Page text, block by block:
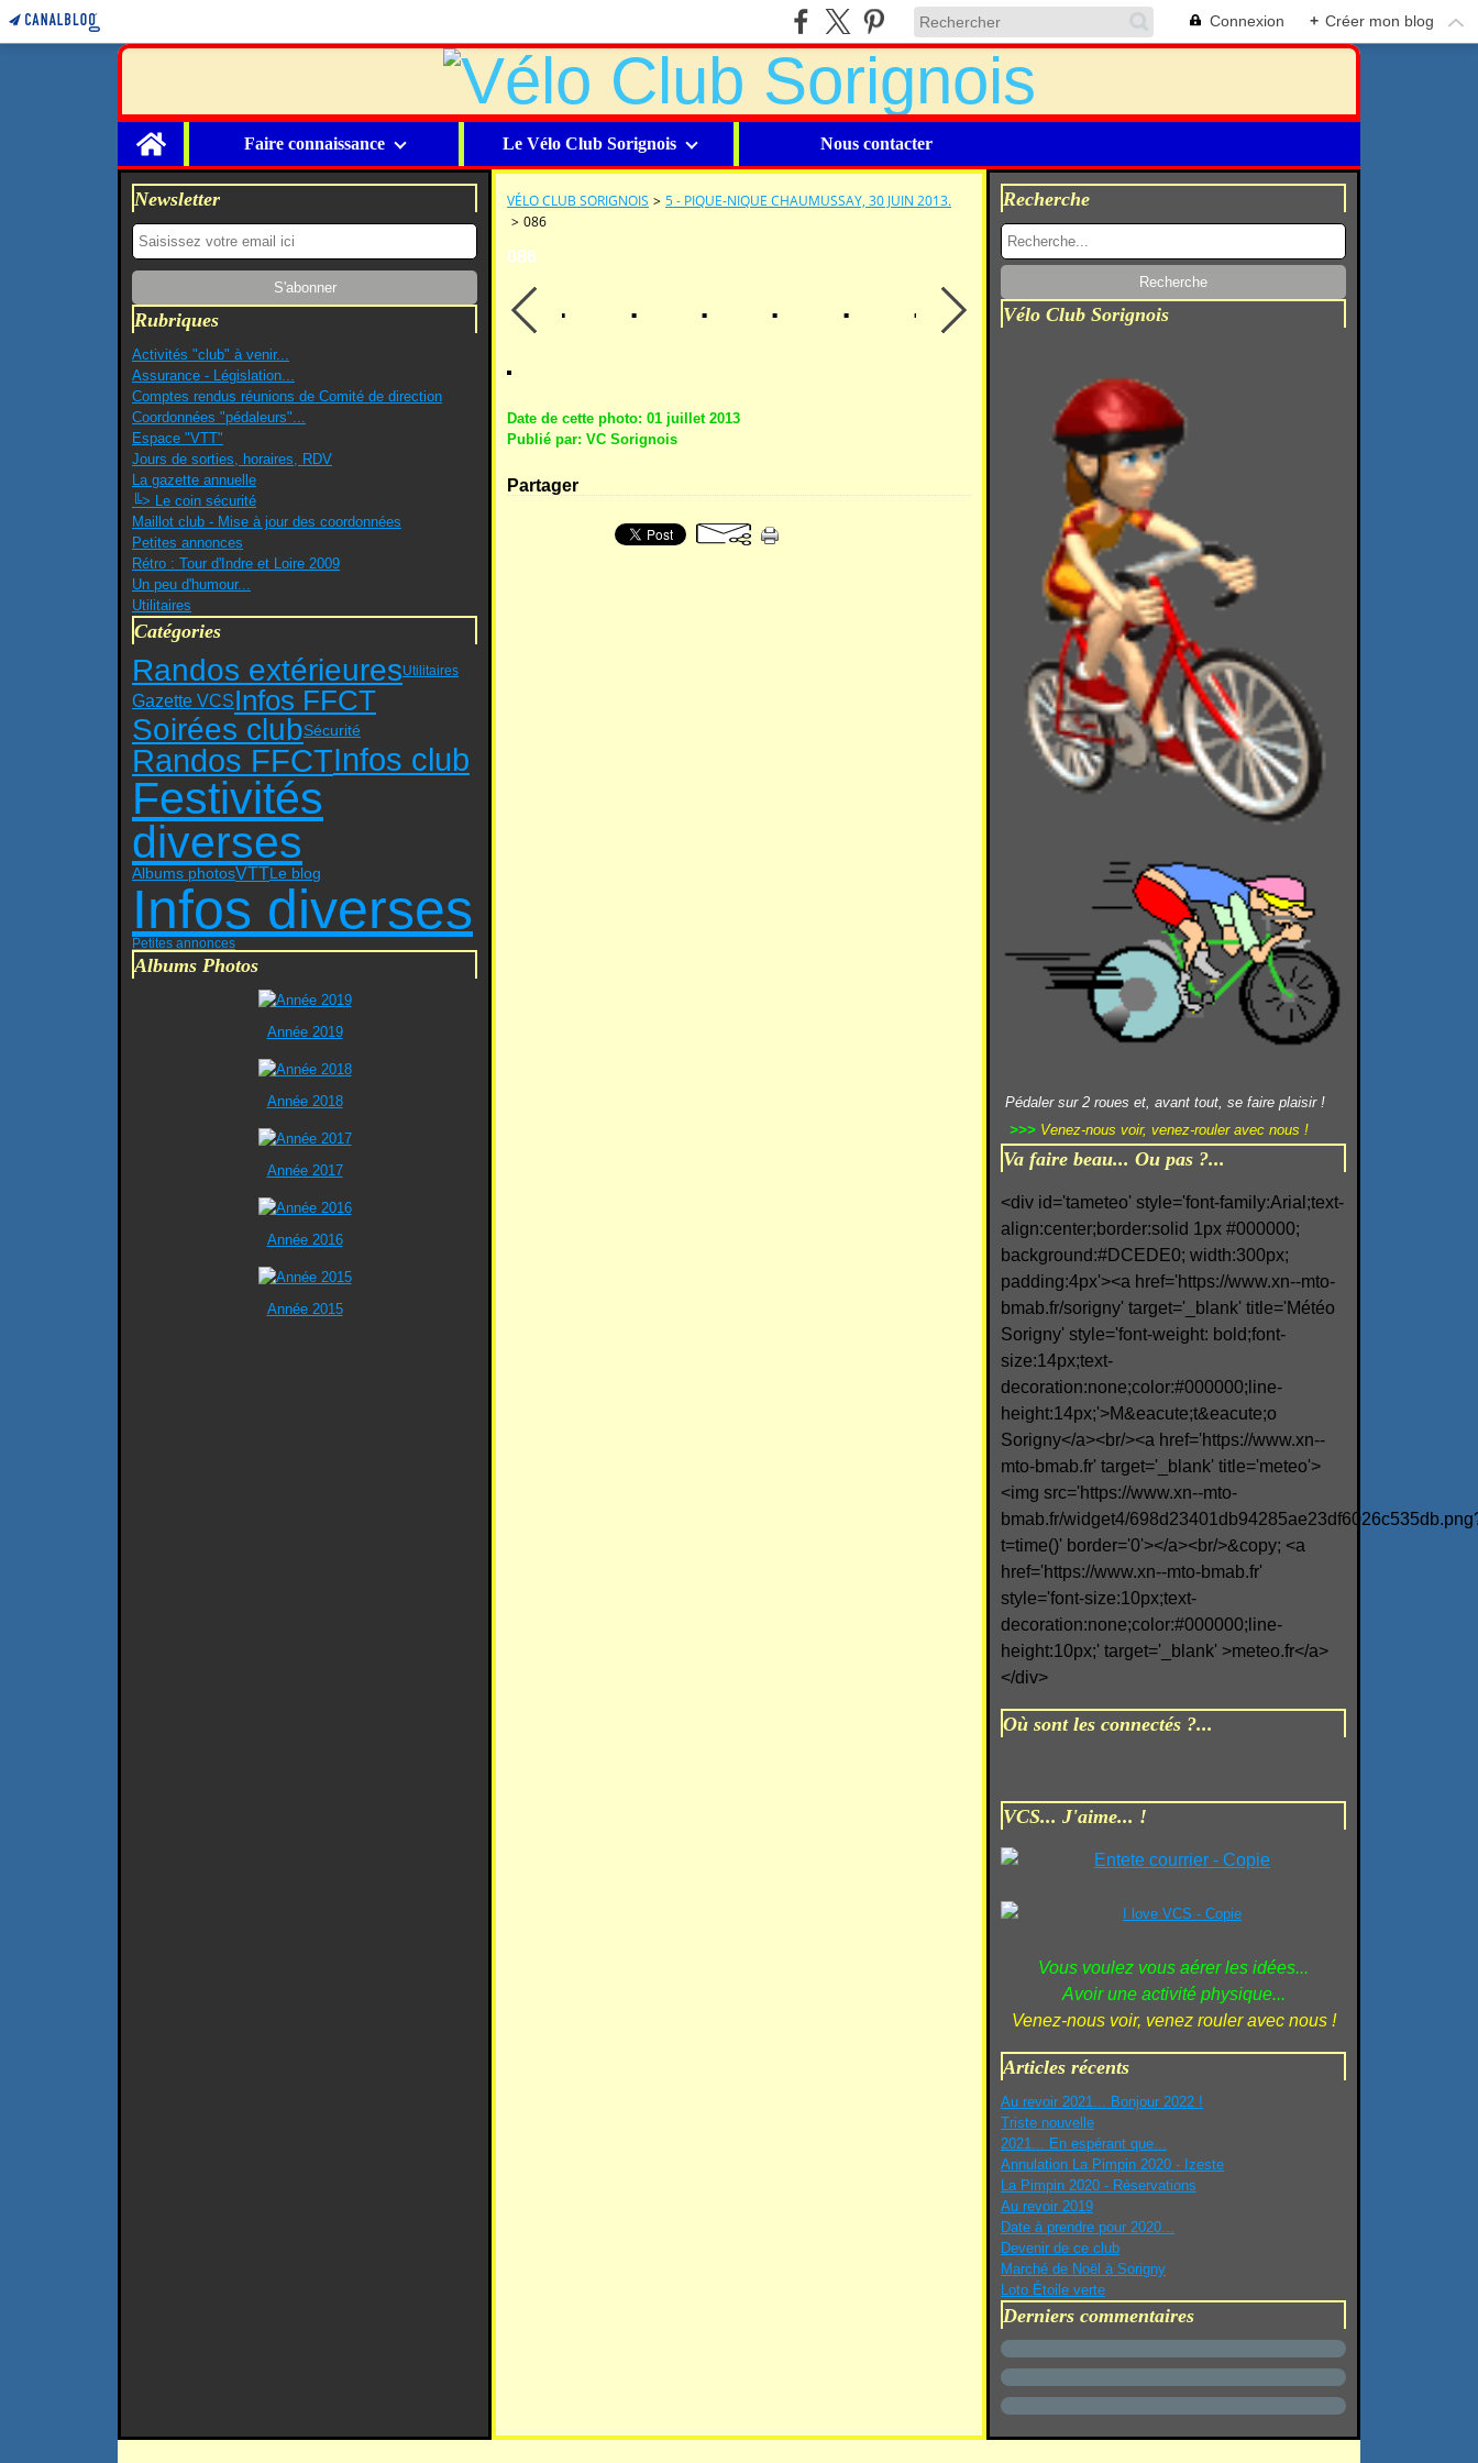
Connexion + Créer mon blog
Home
Faire connaissance Le Vélo Club Sorignois Nous contacter
Newsletter
Rubriques
Activités "club" à venir...
Assurance - Législation...
Comptes rendus réunions de Comité de direction
Coordonnées "pédaleurs"...
Espace "VTT"
Jours de sorties, horaires, RDV
La gazette annuelle
╚> Le coin sécurité
Maillot club - Mise à jour des coordonnées
Petites annonces
Rétro : Tour d'Indre et Loire 2009
Un peu d'humour...
Utilitaires
Catégories
Randos extérieuresUtilitaires
Gazette VCSInfos FFCT
Soirées clubSécurité
Randos FFCTInfos club
Festivités
diverses
Albums photosVTTLe blog
Infos diverses
Petites annonces
Albums Photos
Année 2019
Année 2018
Année 2017
Année 2016
Année 2015
VÉLO CLUB SORIGNOIS > 5 - PIQUE-NIQUE CHAUMUSSAY, 30 JUIN 2013.
> 086
086
Date de cette photo: 01 juillet 2013
Publié par: VC Sorignois
Partager
Recherche
Vélo Club Sorignois
Pédaler sur 2 roues et, avant tout, se faire plaisir !
>>> Venez-nous voir, venez-rouler avec nous !
Va faire beau... Ou pas ?...
<div id='tameteo' style='font-family:Arial;text-
align:center;border:solid 1px #000000;
background:#DCEDE0; width:300px;
padding:4px'><a href='https://www.xn--mto-
bmab.fr/sorigny' target='_blank' title='Météo
Sorigny' style='font-weight: bold;font-
size:14px;text-
decoration:none;color:#000000;line-
height:14px;'>M&eacute;t&eacute;o
Sorigny</a><br/><a href='https://www.xn--
mto-bmab.fr' target='_blank' title='meteo'>
<img src='https://www.xn--mto-
bmab.fr/widget4/
t=time()' border='0'></a><br/>&copy; <a
href='https://www.xn--mto-bmab.fr'
style='font-size:10px;text-
decoration:none;color:#000000;line-
height:10px;' target='_blank' >meteo.fr</a>
</div>
Où sont les connectés ?...
VCS... J'aime... !
Vous voulez vous aérer les idées...
Avoir une activité physique...
Venez-nous voir, venez rouler avec nous !
Articles récents
Au revoir 2021... Bonjour 2022 !
Triste nouvelle
2021... En espérant que...
Annulation La Pimpin 2020 - Izeste
La Pimpin 2020 - Réservations
Au revoir 2019
Date à prendre pour 2020...
Devenir de ce club
Marché de Noël à Sorigny
Loto Étoile verte
Derniers commentaires